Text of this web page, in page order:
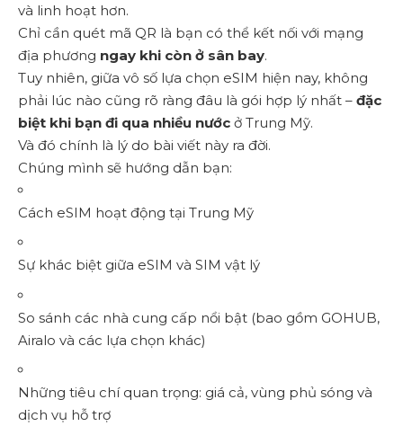
và linh hoạt hơn.
Chỉ cần quét mã QR là bạn có thể kết nối với mạng
địa phương ngay khi còn ở sân bay.
Tuy nhiên, giữa vô số lựa chọn eSIM hiện nay, không
phải lúc nào cũng rõ ràng đâu là gói hợp lý nhất – đặc
biệt khi bạn đi qua nhiều nước ở Trung Mỹ.
Và đó chính là lý do bài viết này ra đời.
Chúng mình sẽ hướng dẫn bạn:
Cách eSIM hoạt động tại Trung Mỹ
Sự khác biệt giữa eSIM và SIM vật lý
So sánh các nhà cung cấp nổi bật (bao gồm GOHUB,
Airalo và các lựa chọn khác)
Những tiêu chí quan trọng: giá cả, vùng phủ sóng và
dịch vụ hỗ trợ